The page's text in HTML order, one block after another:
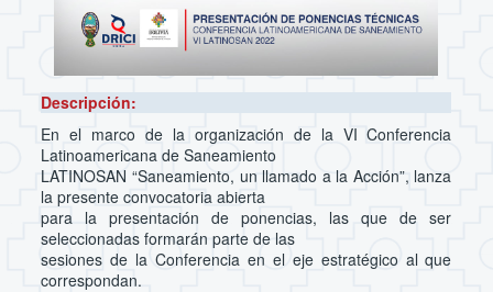
Descripción:
En el marco de la organización de la VI Conferencia
Latinoamericana de Saneamiento
LATINOSAN “Saneamiento, un llamado a la Acción”, lanza
la presente convocatoria abierta
para la presentación de ponencias, las que de ser
seleccionadas formarán parte de las
sesiones de la Conferencia en el eje estratégico al que
correspondan.